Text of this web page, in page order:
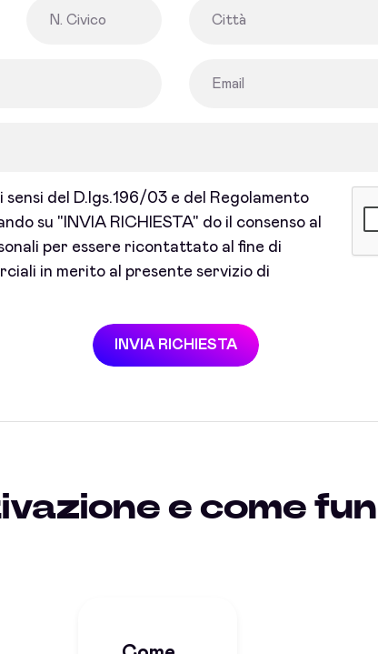
sensi del D.lgs.196/03 e del Regolamento
su "INVIA RICHIESTA" do il consenso al
per essere ricontattato al fine di
in merito al presente servizio di
INVIA RICHIESTA
e come